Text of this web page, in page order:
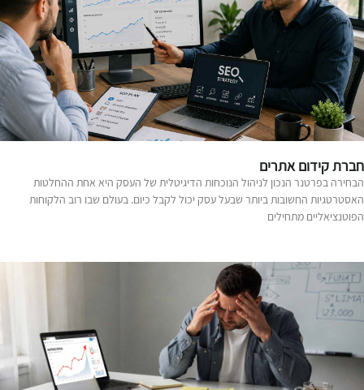
קידום אתרים
בפרטנר הנכון לניהול הנוכחות הדיגיטלית של העסק היא אחת ההחלטות
החשובות ביותר שבעל עסק יכול לקבל כיום. בעולם שבו רוב הלקוחות
מתחילים